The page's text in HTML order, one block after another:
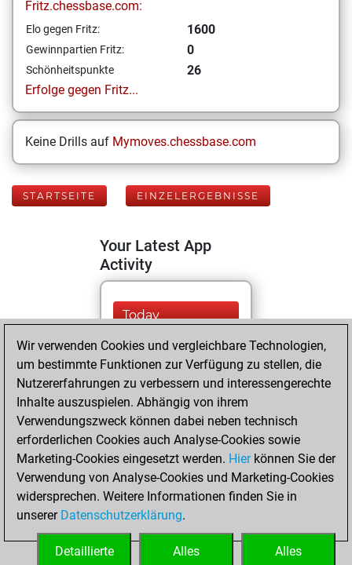
Fritz.chessbase.com:
Elo gegen Fritz: 1600
Gewinnpartien Fritz: 0
Schönheitspunkte
26
Erfolge gegen Fritz...
Keine Drills auf Mymoves.chessbase.com
STARTSEITE EINZELERGEBNISSE
Your Latest App
Activity
Today
You are ranked
#9637 in Fritz by Elo
Fritz
ranked #9025 in Fritz
Beauty
Sonntag, April 7,
2024
You created
your Fritz account
Wir verwenden Cookies und vergleichbare Technologien,
um bestimmte Funktionen zur Verfügung zu stellen, die
Nutzererfahrungen zu verbessern und interessengerechte
Inhalte auszuspielen. Abhängig von ihrem
Verwendungszweck können dabei neben technisch
erforderlichen Cookies auch Analyse-Cookies sowie
Marketing-Cookies eingesetzt werden. Hierkönnen Sie der
Verwendung von Analyse-Cookies und Marketing-Cookies
widersprechen. Weitere Informationen finden Sie in
unserer Datenschutzerklärung.
Alles
Alles
Detaillierte